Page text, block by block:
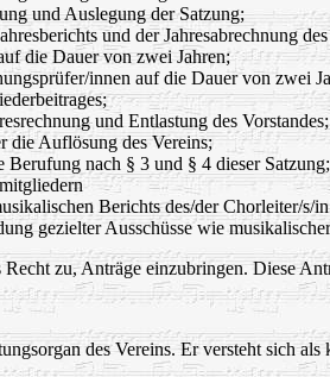
und Auslegung der Satzung;
und der Jahresabrechnung
die Dauer von zwei Jahren;
innen auf die Dauer von zwei
und Entlastung des Vorstandes;
die Auflösung des Vereins;
Berufung nach § 3 und § 4 dieser Satzung;
Berichts des/der Chorleiter/s/
gezielter Ausschüsse wie
Recht zu, Anträge einzubringen. Diese
des Vereins. Er versteht sich